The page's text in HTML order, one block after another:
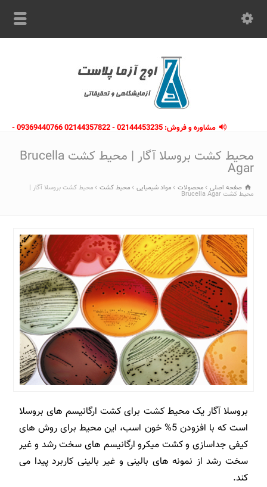
مشاوره و فروش: 02144453235 - 02144357822 09369440766 -
محیط کشت بروسلا آگار | محیط کشت Brucella
Agar
صفحه اصلی محصولات مواد شیمیایی محیط کشت محیط کشت بروسلا آگار |
محیط کشت Brucella Agar
بروسلا آگار یک محیط کشت برای کشت ارگانیسم های بروسلا
است که با افزودن 5% خون اسب، این محیط برای روش های
کیفی جداسازی و کشت میکرو ارگانیسم های سخت رشد و غیر
سخت رشد از نمونه های بالینی و غیر بالینی کاربرد پیدا می
کند.